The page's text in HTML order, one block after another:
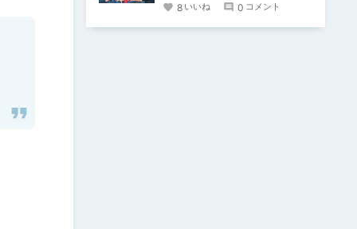
8 いいね 0 コメント